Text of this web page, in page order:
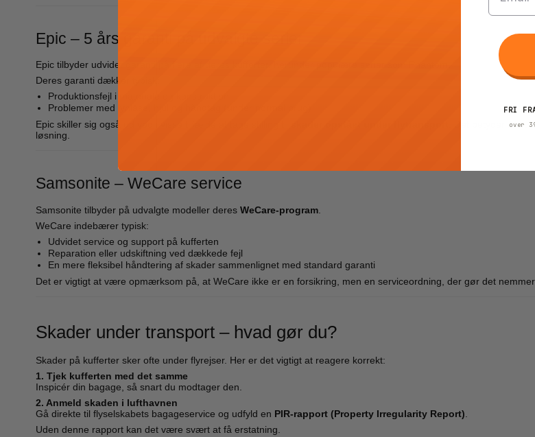
Epic – 5 års garanti på udvalgte serier
Epic tilbyder udvidet garanti på flere af deres kufferter, herunder populære serier som Phantom.
Deres garanti dækker typisk:
Produktionsfejl i materiale og konstruktion
Problemer med lynlåse, hjul og håndtag (under normal brug)
Epic skiller sig også ud ved i visse tilfælde at tage stilling til
. Det betyder
løsning.
Samsonite – WeCare service
Samsonite tilbyder på udvalgte modeller deres WeCare-program
WeCare indebærer typisk:
Udvidet service og support på kufferten
Reparation eller udskiftning ved dækkede fejl
En mere fleksibel håndtering af skader sammenlignet med standard garanti
Det er vigtigt at være opmærksom på, at WeCare ikke er en forsikring, men en serviceordning, der gør det
Skader under transport – hvad gør du?
Skader på kufferter sker ofte under flyrejser. Her er det vigtigt at reagere korrekt:
1. Tjek kufferten med det samme
Inspicér din bagage, så snart du modtager den.
2. Anmeld skaden i lufthavnen
Gå direkte til flyselskabets bagageservice og udfyld en PIR-rapport (Property Irregularity Report).
Uden denne rapport kan det være svært at få erstatning.
FRI
over